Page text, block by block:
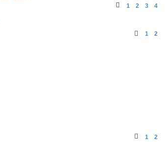
1 2 3 4
1 2
1 2